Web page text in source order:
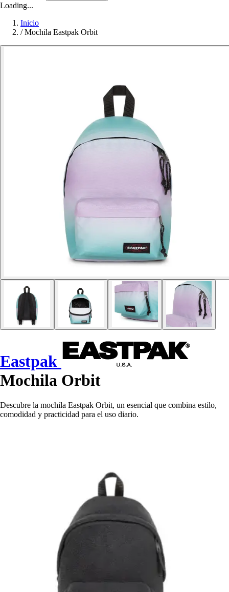
Loading...
Inicio
/ Mochila Eastpak Orbit
Eastpak
Mochila Orbit
Descubre la mochila Eastpak Orbit, un esencial que combina estilo,
comodidad y practicidad para el uso diario.